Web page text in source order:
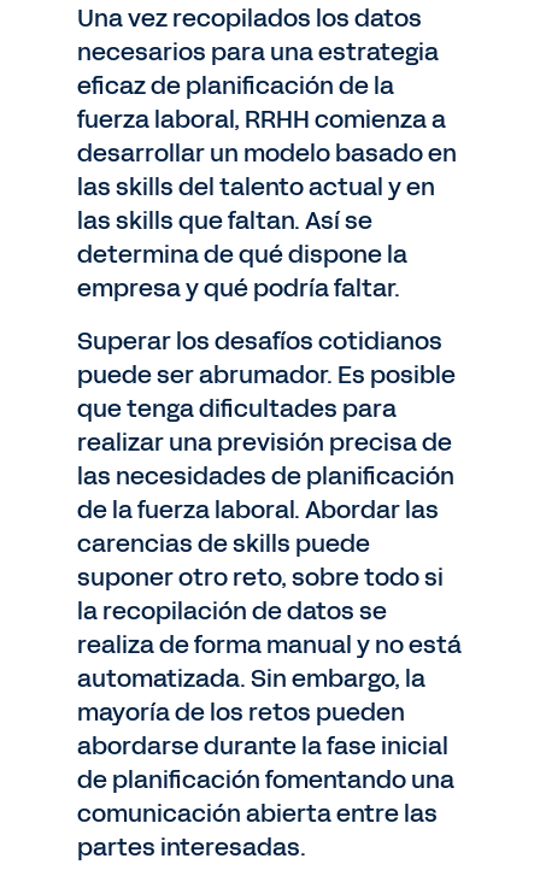
Una vez recopilados los datos
necesarios para una estrategia
eficaz de planificación de la
fuerza laboral, RRHH comienza a
desarrollar un modelo basado en
las skills del talento actual y en
las skills que faltan. Así se
determina de qué dispone la
empresa y qué podría faltar.
Superar los desafíos cotidianos
puede ser abrumador. Es posible
que tenga dificultades para
realizar una previsión precisa de
las necesidades de planificación
de la fuerza laboral. Abordar las
carencias de skills puede
suponer otro reto, sobre todo si
la recopilación de datos se
realiza de forma manual y no está
automatizada. Sin embargo, la
mayoría de los retos pueden
abordarse durante la fase inicial
de planificación fomentando una
comunicación abierta entre las
partes interesadas.